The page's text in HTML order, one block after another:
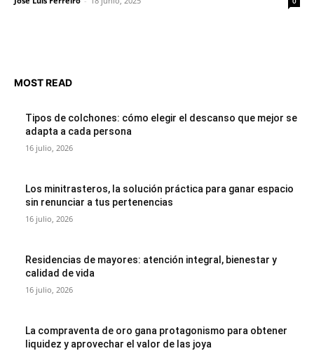
MOST READ
Tipos de colchones: cómo elegir el descanso que mejor se
adapta a cada persona
16 julio, 2026
Los minitrasteros, la solución práctica para ganar espacio
sin renunciar a tus pertenencias
16 julio, 2026
Residencias de mayores: atención integral, bienestar y
calidad de vida
16 julio, 2026
La compraventa de oro gana protagonismo para obtener
liquidez y aprovechar el valor de las joya